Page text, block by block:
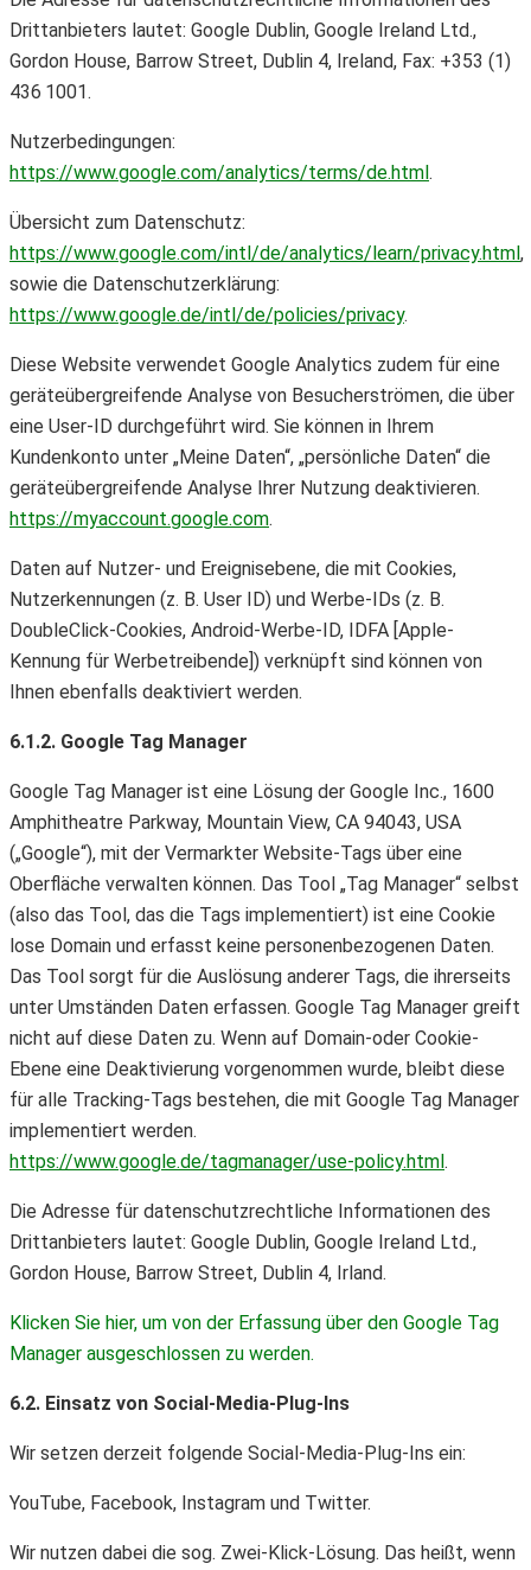
Drittanbieters lautet: Google Dublin, Google Ireland Ltd.,
Gordon House, Barrow Street, Dublin 4, Ireland, Fax: +353 (1)
436 1001.
Nutzerbedingungen:
https://www.google.com/analytics/terms/de.html.
Übersicht zum Datenschutz:
https://www.google.com/intl/de/analytics/learn/privacy.html,
sowie die Datenschutzerklärung:
https://www.google.de/intl/de/policies/privacy.
Diese Website verwendet Google Analytics zudem für eine
geräteübergreifende Analyse von Besucherströmen, die über
eine User-ID durchgeführt wird. Sie können in Ihrem
Kundenkonto unter „Meine Daten“, „persönliche Daten“ die
geräteübergreifende Analyse Ihrer Nutzung deaktivieren.
https://myaccount.google.com.
Daten auf Nutzer- und Ereignisebene, die mit Cookies,
Nutzerkennungen (z. B. User ID) und Werbe-IDs (z. B.
DoubleClick-Cookies, Android-Werbe-ID, IDFA [Apple-
Kennung für Werbetreibende]) verknüpft sind können von
Ihnen ebenfalls deaktiviert werden.
6.1.2. Google Tag Manager
Google Tag Manager ist eine Lösung der Google Inc., 1600
Amphitheatre Parkway, Mountain View, CA 94043, USA
(„Google“), mit der Vermarkter Website-Tags über eine
Oberfläche verwalten können. Das Tool „Tag Manager“ selbst
(also das Tool, das die Tags implementiert) ist eine Cookie
lose Domain und erfasst keine personenbezogenen Daten.
Das Tool sorgt für die Auslösung anderer Tags, die ihrerseits
unter Umständen Daten erfassen. Google Tag Manager greift
nicht auf diese Daten zu. Wenn auf Domain-oder Cookie-
Ebene eine Deaktivierung vorgenommen wurde, bleibt diese
für alle Tracking-Tags bestehen, die mit Google Tag Manager
implementiert werden.
https://www.google.de/tagmanager/use-policy.html.
Die Adresse für datenschutzrechtliche Informationen des
Drittanbieters lautet: Google Dublin, Google Ireland Ltd.,
Gordon House, Barrow Street, Dublin 4, Irland.
Klicken Sie hier, um von der Erfassung über den Google Tag
Manager ausgeschlossen zu werden.
6.2. Einsatz von Social-Media-Plug-Ins
Wir setzen derzeit folgende Social-Media-Plug-Ins ein:
YouTube, Facebook, Instagram und Twitter.
Wir nutzen dabei die sog. Zwei-Klick-Lösung. Das heißt, wenn